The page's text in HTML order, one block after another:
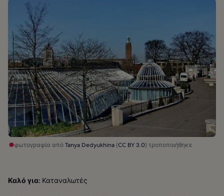
φωτογραφία απόTanya Dedyukhina(CC BY 3.0) τροποποιήθηκε
Καλό για: Καταναλωτές